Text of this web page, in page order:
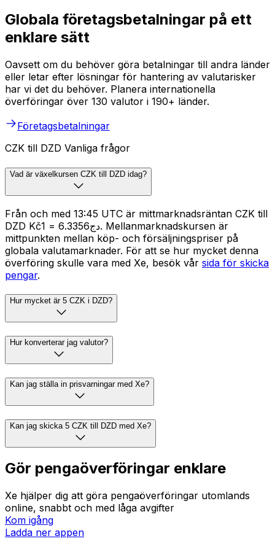
Globala företagsbetalningar på ett
enklare sätt
Oavsett om du behöver göra betalningar till andra länder
eller letar efter lösningar för hantering av valutarisker
har vi det du behöver. Planera internationella
överföringar över 130 valutor i 190+ länder.
Företagsbetalningar
CZK till DZD Vanliga frågor
Vad är växelkursen CZK till DZD idag?
Från och med 13:45 UTC är mittmarknadsräntan CZK till
DZD Kč1 = دج6.3356. Mellanmarknadskursen är
mittpunkten mellan köp- och försäljningspriser på
globala valutamarknader. För att se hur mycket denna
överföring skulle vara med Xe, besök vår sida för skicka
pengar.
Hur mycket är 5 CZK i DZD?
Hur konverterar jag valutor?
Kan jag ställa in prisvarningar med Xe?
Kan jag skicka 5 CZK till DZD med Xe?
Gör pengaöverföringar enklare
Xe hjälper dig att göra pengaöverföringar utomlands
online, snabbt och med låga avgifter
Kom igång
Ladda ner appen